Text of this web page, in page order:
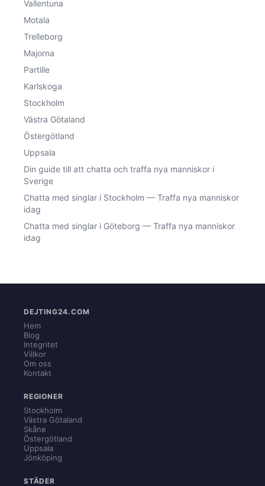
Vallentuna
Motala
Trelleborg
Majorna
Partille
Karlskoga
Stockholm
Västra Götaland
Östergötland
Uppsala
Din guide till att chatta och traffa nya manniskor i
Sverige
Chatta med singlar i Stockholm — Traffa nya manniskor
idag
Chatta med singlar i Göteborg — Traffa nya manniskor
idag
DEJTING24.COM
Hem
Blog
Integritet
Villkor
Om oss
Kontakt
REGIONER
Stockholm
Västra Götaland
Skåne
Östergötland
Uppsala
Jönköping
STÄDER